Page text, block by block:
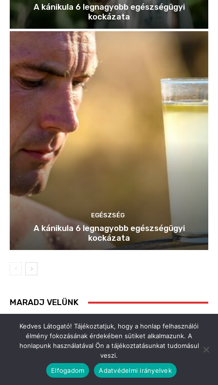
Kedves Látogató! Tájékoztatjuk, hogy a honlap felhasználói
élmény fokozásának érdekében sütiket alkalmazunk. A
honlapunk használatával Ön a tájékoztatásunkat tudomásul
veszi.
Elfogadom
Adatvédelmi irányelvek